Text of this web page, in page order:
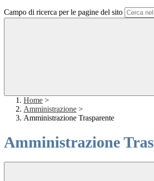
Campo di ricerca per le pagine del sito
Home >
Amministrazione >
Amministrazione Trasparente
Amministrazione